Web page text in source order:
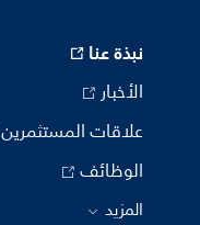
نبذة عنا
الأخبار
علاقات المستثمرين
الوظائف
المزيد